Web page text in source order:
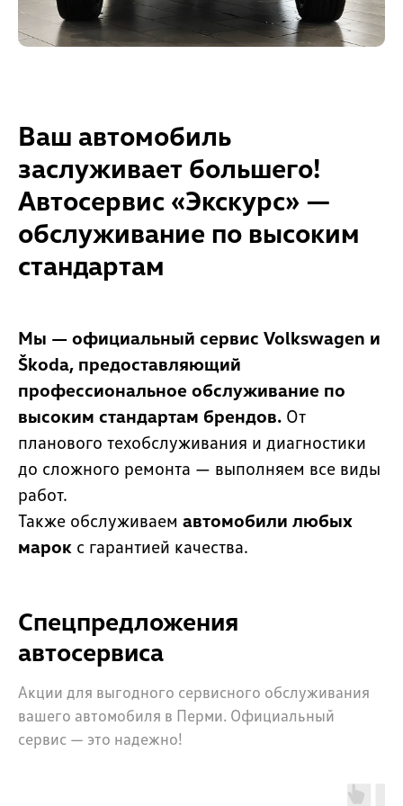
Ваш автомобиль
заслуживает большего!
Автосервис «Экскурс» —
обслуживание по высоким
стандартам
Мы — официальный сервис Volkswagen и
Škoda, предоставляющий
профессиональное обслуживание по
высоким стандартам брендов. От
планового техобслуживания и диагностики
до сложного ремонта — выполняем все виды
работ.
Также обслуживаем автомобили любых
марок с гарантией качества.
Спецпредложения
автосервиса
Акции для выгодного сервисного обслуживания
вашего автомобиля в Перми. Официальный
сервис — это надежно!